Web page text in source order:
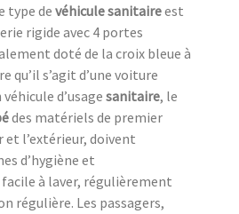
type de véhicule sanitaireest
rigide avec 4 portes
doté de la croix bleue à
qu’il s’agit d’une voiture
d’usage sanitaire, le
des matériels de premier
et l’extérieur, doivent
d’hygiène et
facile à laver, régulièrement
régulière. Les passagers,